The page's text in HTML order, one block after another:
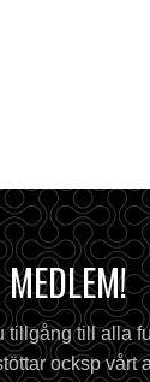
tillgång till alla
ocksp vårt